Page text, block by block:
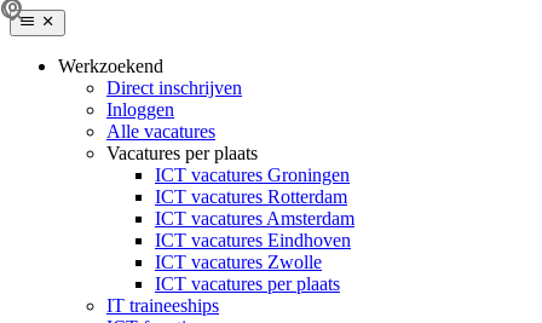
Werkzoekend
Direct inschrijven
Inloggen
Alle vacatures
Vacatures per plaats
ICT vacatures Groningen
ICT vacatures Rotterdam
ICT vacatures Amsterdam
ICT vacatures Eindhoven
ICT vacatures Zwolle
ICT vacatures per plaats
IT traineeships